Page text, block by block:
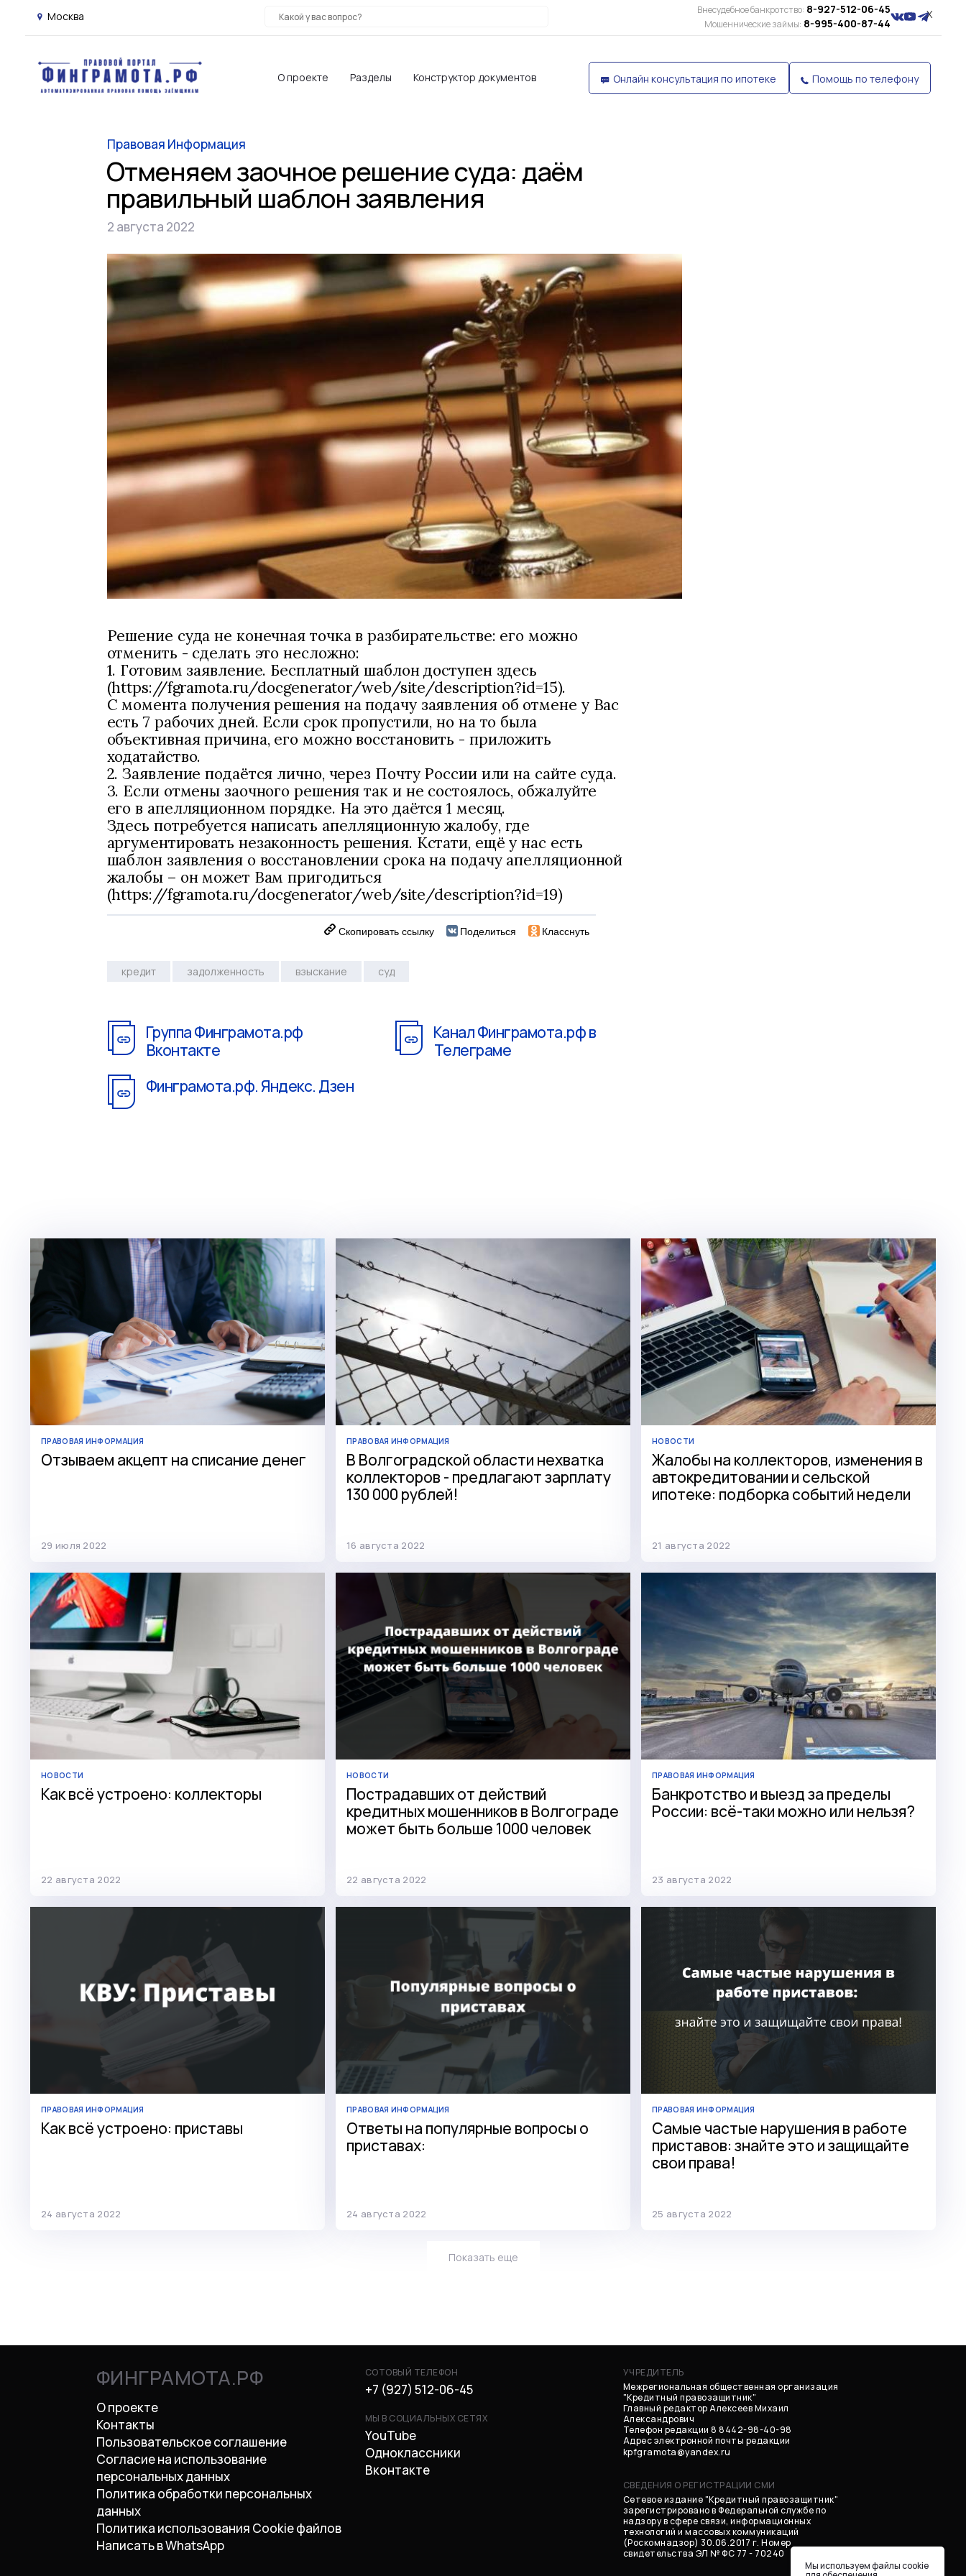
Москва X
Внесудебное банкротство: 8-927-512-06-45
Мошеннические займы: 8-995-400-87-44
О проекте Разделы Конструктор документов Онлайн консультация по ипотеке Помощь по телефону
Правовая Информация
Отменяем заочное решение суда: даём
правильный шаблон заявления
2 августа 2022
Решение суда не конечная точка в разбирательстве: его можно
отменить - сделать это несложно:
1. Готовим заявление. Бесплатный шаблон доступен здесь
(https://fgramota.ru/docgenerator/web/site/description?id=15).
С момента получения решения на подачу заявления об отмене у Вас
есть 7 рабочих дней. Если срок пропустили, но на то была
объективная причина, его можно восстановить - приложить
ходатайство.
2. Заявление подаётся лично, через Почту России или на сайте суда.
3. Если отмены заочного решения так и не состоялось, обжалуйте
его в апелляционном порядке. На это даётся 1 месяц.
Здесь потребуется написать апелляционную жалобу, где
аргументировать незаконность решения. Кстати, ещё у нас есть
шаблон заявления о восстановлении срока на подачу апелляционной
жалобы – он может Вам пригодиться
(https://fgramota.ru/docgenerator/web/site/description?id=19)
Скопировать ссылку Поделиться Класснуть
кредит задолженность взыскание суд
Группа Финграмота.рф
Вконтакте
Канал Финграмота.рф в
Телеграме
Финграмота.рф. Яндекс. Дзен
ПРАВОВАЯ ИНФОРМАЦИЯ
Отзываем акцепт на списание денег
29 июля 2022
ПРАВОВАЯ ИНФОРМАЦИЯ
В Волгоградской области нехватка
коллекторов - предлагают зарплату
130 000 рублей!
16 августа 2022
НОВОСТИ
Жалобы на коллекторов, изменения в
автокредитовании и сельской
ипотеке: подборка событий недели
21 августа 2022
НОВОСТИ
Как всё устроено: коллекторы
22 августа 2022
НОВОСТИ
Пострадавших от действий
кредитных мошенников в Волгограде
может быть больше 1000 человек
22 августа 2022
ПРАВОВАЯ ИНФОРМАЦИЯ
Банкротство и выезд за пределы
России: всё-таки можно или нельзя?
23 августа 2022
ПРАВОВАЯ ИНФОРМАЦИЯ
Как всё устроено: приставы
24 августа 2022
ПРАВОВАЯ ИНФОРМАЦИЯ
Ответы на популярные вопросы о
приставах:
24 августа 2022
ПРАВОВАЯ ИНФОРМАЦИЯ
Самые частые нарушения в работе
приставов: знайте это и защищайте
свои права!
25 августа 2022
Показать еще
ФИНГРАМОТА.РФ
О проекте
Контакты
Пользовательское соглашение
Согласие на использование
персональных данных
Политика обработки персональных
данных
Политика использования Cookie файлов
Написать в WhatsApp
СОТОВЫЙ ТЕЛЕФОН
+7 (927) 512-06-45
МЫ В СОЦИАЛЬНЫХ СЕТЯХ
YouTube
Одноклассники
Вконтакте
УЧРЕДИТЕЛЬ
Межрегиональная общественная организация
"Кредитный правозащитник"
Главный редактор Алексеев Михаил
Александрович
Телефон редакции 8 8442-98-40-98
Адрес электронной почты редакции
kpfgramota@yandex.ru
СВЕДЕНИЯ О РЕГИСТРАЦИИ СМИ
Сетевое издание "Кредитный правозащитник"
зарегистрировано в Федеральной службе по
надзору в сфере связи, информационных
технологий и массовых коммуникаций
(Роскомнадзор) 30.06.2017 г. Номер
свидетельства ЭЛ № ФС 77 - 70240
Мы используем файлы cookie